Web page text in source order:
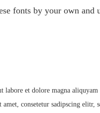
fonts by your own and
et dolore magna
consetetur sadipscing